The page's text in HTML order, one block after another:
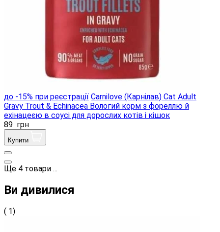
до -15% при реєстрації Carnilove (Карнілав) Cat Adult
Gravy Trout & Echinacea Вологий корм з фореллю й
ехінацеєю в соусі для дорослих котів і кішок
89 грн
Купити
Ще 4 товари ...
Ви дивилися
( 1)